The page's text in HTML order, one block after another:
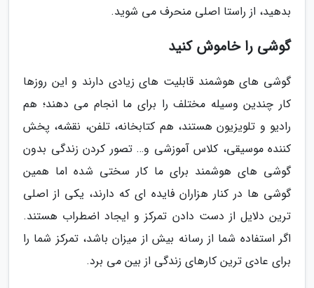
بدهید، از راستا اصلی منحرف می شوید.
گوشی را خاموش کنید
گوشی های هوشمند قابلیت های زیادی دارند و این روزها
کار چندین وسیله مختلف را برای ما انجام می دهند؛ هم
رادیو و تلویزیون هستند، هم کتابخانه، تلفن، نقشه، پخش
کننده موسیقی، کلاس آموزشی و… تصور کردن زندگی بدون
گوشی های هوشمند برای ما کار سختی شده اما همین
گوشی ها در کنار هزاران فایده ای که دارند، یکی از اصلی
ترین دلایل از دست دادن تمرکز و ایجاد اضطراب هستند.
اگر استفاده شما از رسانه بیش از میزان باشد، تمرکز شما را
برای عادی ترین کارهای زندگی از بین می برد.